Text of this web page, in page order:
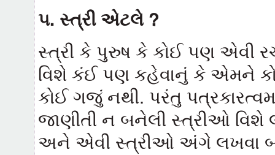
૫. સ્ત્રી એટલે ?
સ્ત્રી કે પુરુષ કે કોઈ પણ એવી
વિશે કંઈ પણ કહેવાનું કે એમને
કોઈ ગજું નથી. પરંતુ
જાણીતી ન બનેલી સ્ત્રીઓ વિશે
અને એવી સ્ત્રીઓ અંગે લખવા